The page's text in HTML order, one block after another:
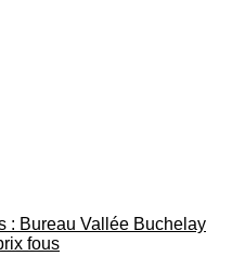
: Bureau Vallée Buchelay
fous